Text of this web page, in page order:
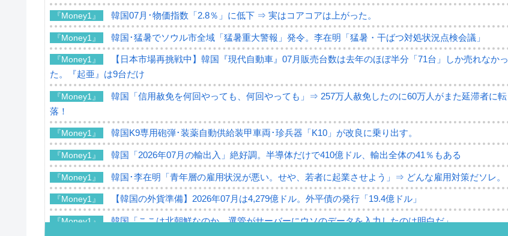
『Money1』 韓国07月･物価指数「2.8％」に低下 ⇒ 実はコアコアは上がった。
『Money1』 韓国･猛暑でソウル市全域「猛暑重大警報」発令。李在明「猛暑・干ばつ対処状況点検会議」
『Money1』
【日本市場再挑戦中】韓国『現代自動車』07月販売台数は去年のほぼ半分「71台」しか売れなかっ
た。『起亜』は9台だけ
『Money1』
韓国「信用赦免を何回やっても、何回やっても」⇒ 257万人赦免したのに60万人がまた延滞者に転
落！
『Money1』 韓国K9専用砲弾･装薬自動供給装甲車両･珍兵器「K10」が改良に乗り出す。
『Money1』 韓国「2026年07月の輸出入」絶好調。半導体だけで410億ドル、輸出全体の41％もある
『Money1』 韓国･李在明「青年層の雇用状況が悪い。せや、若者に起業させよう」⇒ どんな雇用対策だソレ。
『Money1』 【韓国の外貨準備】2026年07月は4,279億ドル。外平債の発行「19.4億ドル」
『Money1』 韓国「ここは北朝鮮なのか。選管がサーバーにウソのデータを入力したのは明白だ」